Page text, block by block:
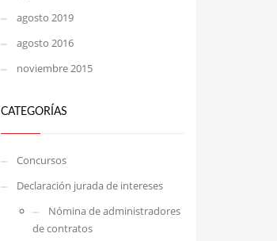
agosto 2019
agosto 2016
noviembre 2015
CATEGORÍAS
Concursos
Declaración jurada de intereses
Nómina de administradores
de contratos